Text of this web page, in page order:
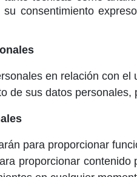
consentimiento
en relación con
de sus datos
para proporcionar
proporcionar